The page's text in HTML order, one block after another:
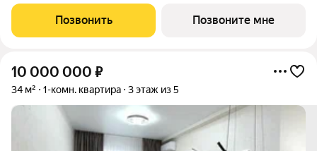
подогреваемыми бассейнами, что соответствуют стандартам
бизнес-класса. Аквазона объединяет взрослый и
Позвонить Позвоните мне
10 000 000 ₽
34 м² 1-комн. квартира 3 этаж из 5